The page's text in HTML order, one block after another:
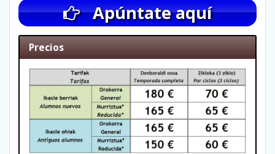
Apúntate aquí
Precios